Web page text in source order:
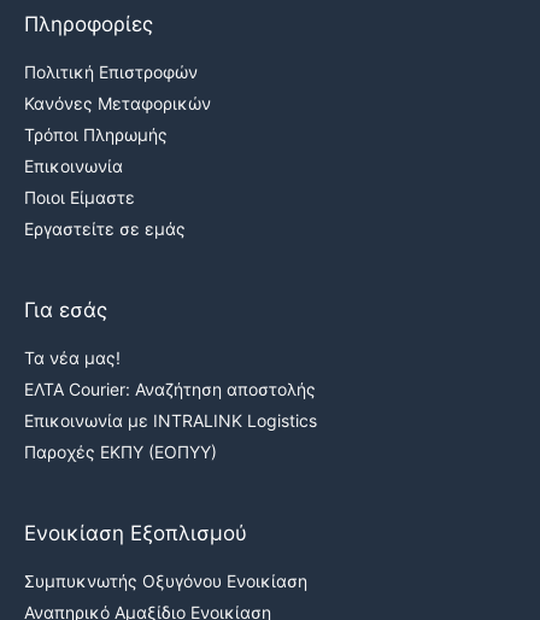
Πληροφορίες
Πολιτική Επιστροφών
Κανόνες Μεταφορικών
Τρόποι Πληρωμής
Επικοινωνία
Ποιοι Είμαστε
Εργαστείτε σε εμάς
Για εσάς
Τα νέα μας!
ΕΛΤΑ Courier: Αναζήτηση αποστολής
Επικοινωνία με INTRALINK Logistics
Παροχές ΕΚΠΥ (ΕΟΠΥΥ)
Ενοικίαση Εξοπλισμού
Συμπυκνωτής Οξυγόνου Ενοικίαση
Αναπηρικό Αμαξίδιο Ενοικίαση